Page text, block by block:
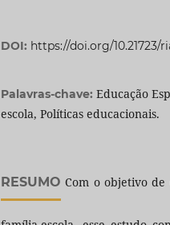
DOI: https://doi.org/10.21723/
Palavras-chave: Educação
escola, Políticas educacionais.
RESUMO Com o objetivo